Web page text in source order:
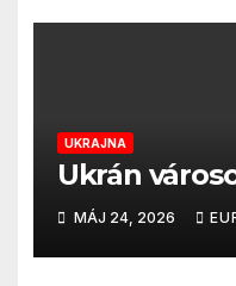
UKRAJNA
Ukrán
MÁJ 24, 2026